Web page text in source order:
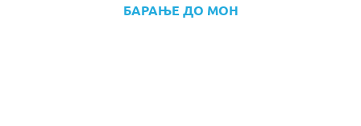
БАРАЊЕ ДО МОН